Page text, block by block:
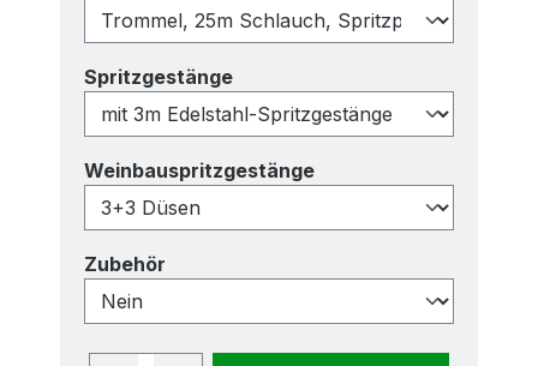
Spritzgestängeauswählen
Weinbauspritzgestängeauswählen
Zubehör